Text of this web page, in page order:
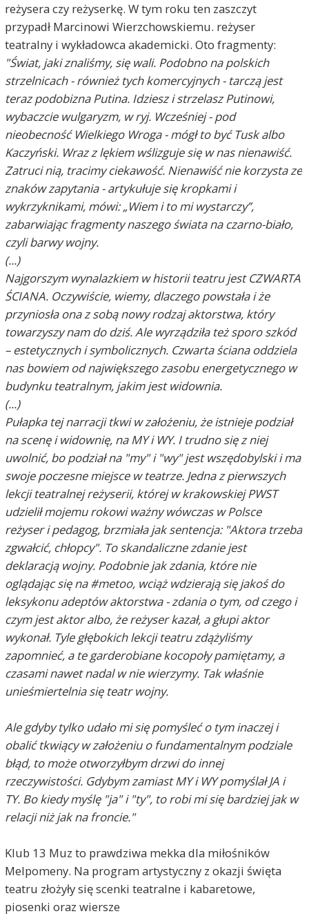
reżysera czy reżyserkę. W tym roku ten zaszczyt
przypadł Marcinowi Wierzchowskiemu. reżyser
teatralny i wykładowca akademicki. Oto fragmenty:
"Świat, jaki znaliśmy, się wali. Podobno na polskich
strzelnicach - również tych komercyjnych - tarczą jest
teraz podobizna Putina. Idziesz i strzelasz Putinowi,
wybaczcie wulgaryzm, w ryj. Wcześniej - pod
nieobecność Wielkiego Wroga - mógł to być Tusk albo
Kaczyński. Wraz z lękiem wślizguje się w nas nienawiść.
Zatruci nią, tracimy ciekawość. Nienawiść nie korzysta ze
znaków zapytania - artykułuje się kropkami i
wykrzyknikami, mówi: „Wiem i to mi wystarczy”,
zabarwiając fragmenty naszego świata na czarno-biało,
czyli barwy wojny.
(...)
Najgorszym wynalazkiem w historii teatru jest CZWARTA
ŚCIANA. Oczywiście, wiemy, dlaczego powstała i że
przyniosła ona z sobą nowy rodzaj aktorstwa, który
towarzyszy nam do dziś. Ale wyrządziła też sporo szkód
– estetycznych i symbolicznych. Czwarta ściana oddziela
nas bowiem od największego zasobu energetycznego w
budynku teatralnym, jakim jest widownia.
(...)
Pułapka tej narracji tkwi w założeniu, że istnieje podział
na scenę i widownię, na MY i WY. I trudno się z niej
uwolnić, bo podział na "my" i "wy" jest wszędobylski i ma
swoje poczesne miejsce w teatrze. Jedna z pierwszych
lekcji teatralnej reżyserii, której w krakowskiej PWST
udzielił mojemu rokowi ważny wówczas w Polsce
reżyser i pedagog, brzmiała jak sentencja: "Aktora trzeba
zgwałcić, chłopcy". To skandaliczne zdanie jest
deklaracją wojny. Podobnie jak zdania, które nie
oglądając się na #metoo, wciąż wdzierają się jakoś do
leksykonu adeptów aktorstwa - zdania o tym, od czego i
czym jest aktor albo, że reżyser kazał, a głupi aktor
wykonał. Tyle głębokich lekcji teatru zdążyliśmy
zapomnieć, a te garderobiane kocopoły pamiętamy, a
czasami nawet nadal w nie wierzymy. Tak właśnie
unieśmiertelnia się teatr wojny.
Ale gdyby tylko udało mi się pomyśleć o tym inaczej i
obalić tkwiący w założeniu o fundamentalnym podziale
błąd, to może otworzyłbym drzwi do innej
rzeczywistości. Gdybym zamiast MY i WY pomyślał JA i
TY. Bo kiedy myślę "ja" i "ty", to robi mi się bardziej jak w
relacji niż jak na froncie."
Klub 13 Muz to prawdziwa mekka dla miłośników
Melpomeny. Na program artystyczny z okazji święta
teatru złożyły się scenki teatralne i kabaretowe,
piosenki oraz wiersze